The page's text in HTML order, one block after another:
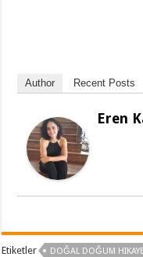
Author Recent Posts
Eren
Etiketler DOĞAL DOĞUM